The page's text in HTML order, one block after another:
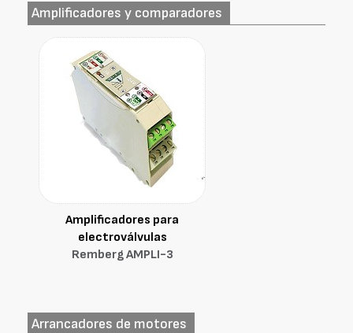
Amplificadores y comparadores
Amplificadores para
electroválvulas
Remberg AMPLI-3
Arrancadores de motores